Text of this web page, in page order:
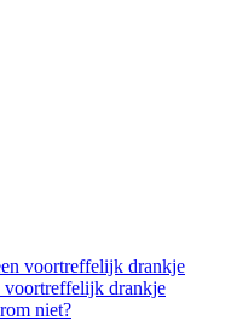
voortreffelijk drankje